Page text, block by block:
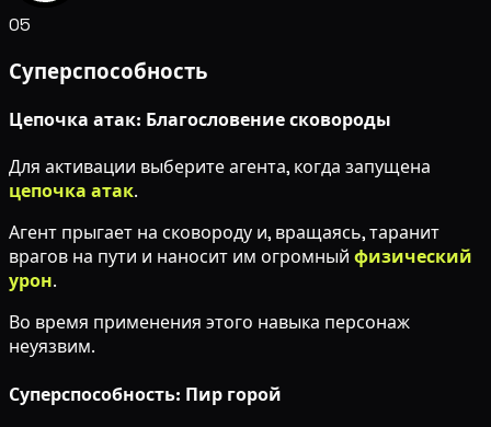
05
Суперспособность
Цепочка атак: Благословение сковороды
Для активации выберите агента, когда запущена
цепочка атак.
Агент прыгает на сковороду и, вращаясь, таранит
врагов на пути и наносит им огромный физический
урон.
Во время применения этого навыка персонаж
неуязвим.
Суперспособность: Пир горой